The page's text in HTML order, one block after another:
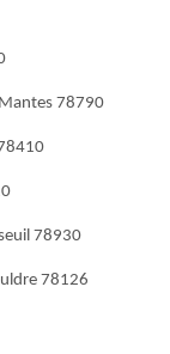
78790
78930
78126